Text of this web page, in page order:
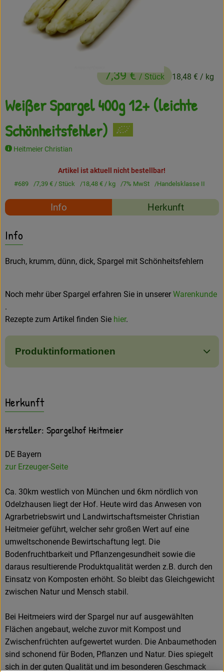
Frisches
Angebote
Naturkosmetik
Drogerie
Veranstaltungen
Kundenbrief
Weißer Spargel 400g 12+ (leichte
Schönheitsfehler)
Heitmeier Christian
7,39 €/ Stück 18,48 € / kg
Artikel ist aktuell nicht bestellbar!
#689 7,39 € / Stück 18,48 € / kg 7% MwSt Handelsklasse II
Rezepte
Info Herkunft
Info
Bruch, krumm, dünn, dick, Spargel mit Schönheitsfehlern
Noch mehr über Spargel erfahren Sie in unserer Warenkunde
.
Rezepte zum Artikel finden Sie hier.
Produktinformationen
Herkunft
Hersteller: Spargelhof Heitmeier
DE Bayern
zur Erzeuger-Seite
Ca. 30km westlich von München und 6km nördlich von
Odelzhausen liegt der Hof. Heute wird das Anwesen von
Agrarbetriebswirt und Landwirtschaftsmeister Christian
Heitmeier geführt, welcher sehr großen Wert auf eine
umweltschonende Bewirtschaftung legt. Die
Bodenfruchtbarkeit und Pflanzengesundheit sowie die
daraus resultierende Produktqualität werden z.B. durch den
Einsatz von Komposten erhöht. So bleibt das Gleichgewicht
zwischen Natur und Mensch stabil.
Bei Heitmeiers wird der Spargel nur auf ausgewählten
Flächen angebaut, welche zuvor mit Kompost und
Zwischenfrüchten aufgewertet wurden. Die Anbaumethoden
sind schonend für Boden, Pflanzen und Natur. Dies spiegelt
sich in der guten Qualität und im besonderen Geschmack